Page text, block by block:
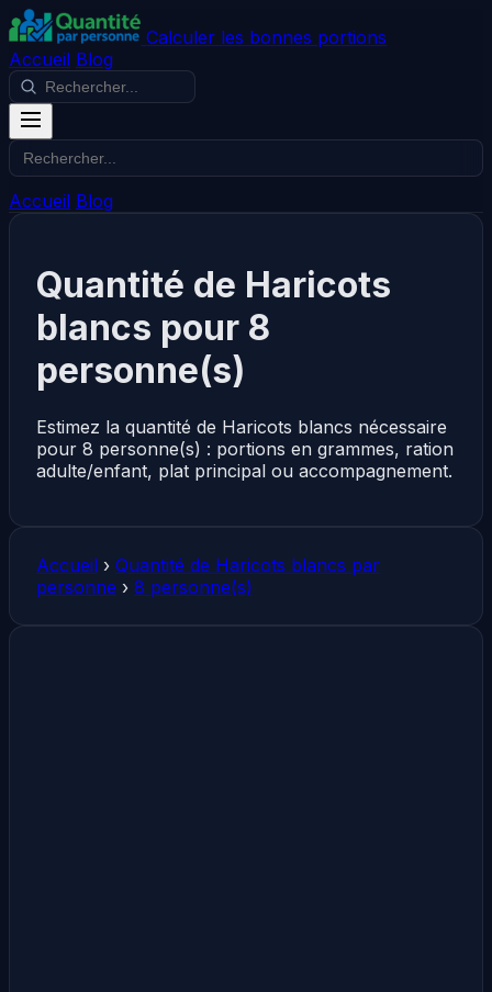
Calculer les bonnes portions
Accueil Blog
Accueil Blog
Quantité de Haricots
blancs pour 8
personne(s)
Estimez la quantité de Haricots blancs nécessaire
pour 8 personne(s) : portions en grammes, ration
adulte/enfant, plat principal ou accompagnement.
Accueil › Quantité de Haricots blancs par
personne › 8 personne(s)